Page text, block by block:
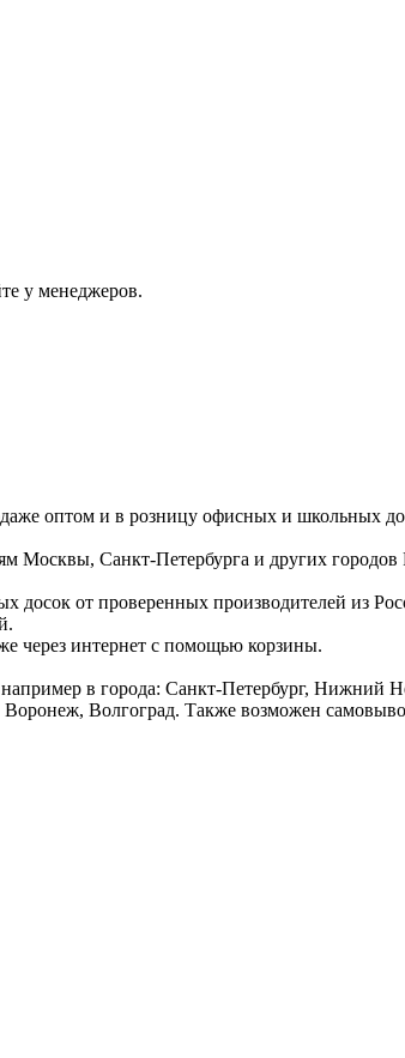
у менеджеров.
оптом и в розницу офисных и школьных
Москвы, Санкт-Петербурга и других
досок от проверенных производителей из
через интернет с помощью корзины.
в города: Санкт-Петербург, Нижний
Волгоград. Также возможен